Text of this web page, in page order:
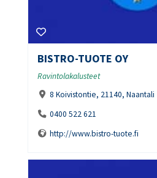
BISTRO-TUOTE OY
Ravintolakalusteet
8 Koivistontie, 21140, Naantali
0400 522 621
http://www.bistro-tuote.fi